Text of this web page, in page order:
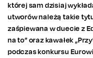
której sam dzisiaj
utworów należą takie
zaśpiewana w duecie z
na to” oraz kawałek
podczas konkursu